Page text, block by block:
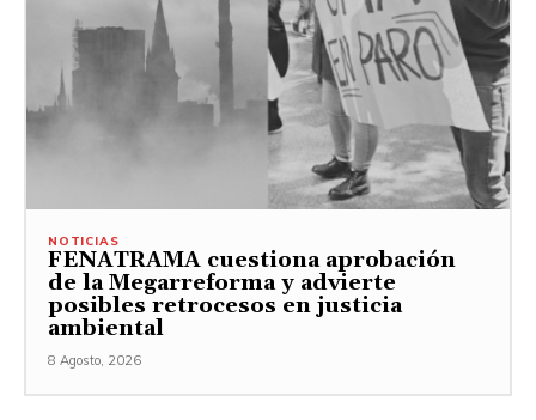
NOTICIAS
FENATRAMA cuestiona aprobación
de la Megarreforma y advierte
posibles retrocesos en justicia
ambiental
8 Agosto, 2026